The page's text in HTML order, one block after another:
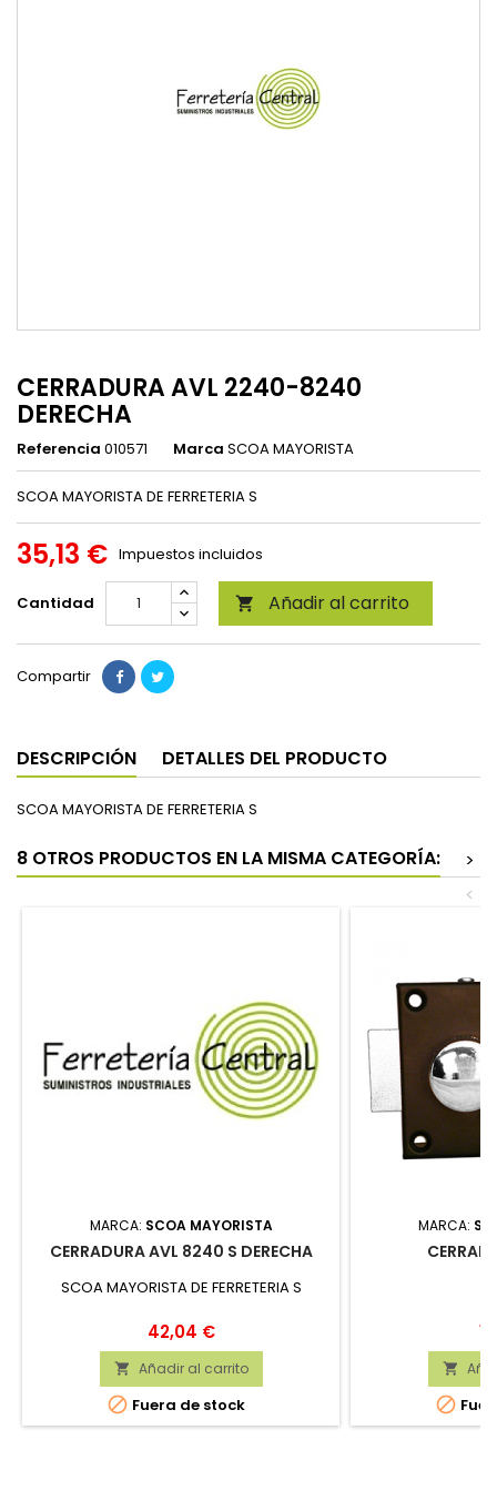
CERRADURA AVL 2240-8240
DERECHA
Referencia 010571 Marca SCOA MAYORISTA
SCOA MAYORISTA DE FERRETERIA S
35,13 € Impuestos incluidos
Cantidad  Añadir al carrito
Compartir
DESCRIPCIÓN DETALLES DEL PRODUCTO
SCOA MAYORISTA DE FERRETERIA S
8 OTROS PRODUCTOS EN LA MISMA CATEGORÍA:
>
<
MARCA: SCOA MAYORISTA
CERRADURA AVL 8240 S DERECHA
SCOA MAYORISTA DE FERRETERIA S
Precio
42,04 €
 Añadir al carrito
 Fuera de stock
MARCA:

